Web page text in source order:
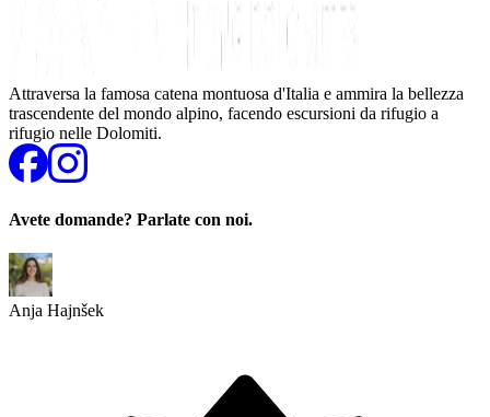
Attraversa la famosa catena montuosa d'Italia e ammira la bellezza
trascendente del mondo alpino, facendo escursioni da rifugio a
rifugio nelle Dolomiti.
Avete domande? Parlate con noi.
Anja Hajnšek